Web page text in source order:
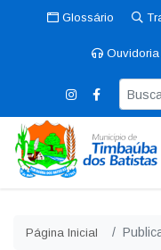
Glossário
Ouvidoria
Página Inicial